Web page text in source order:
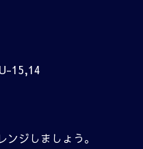
15,14
ジしましょう。